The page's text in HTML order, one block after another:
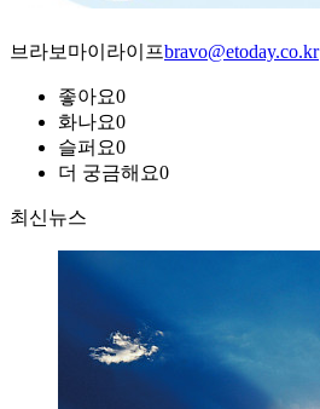
브라보마이라이프bravo@etoday.co.kr
좋아요0
화나요0
슬퍼요0
더 궁금해요0
최신뉴스